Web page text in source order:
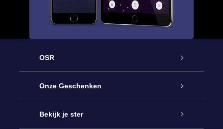
OSR
Service
Contact
Onze Geschenken
Online Star Gift
Bekijk je ster